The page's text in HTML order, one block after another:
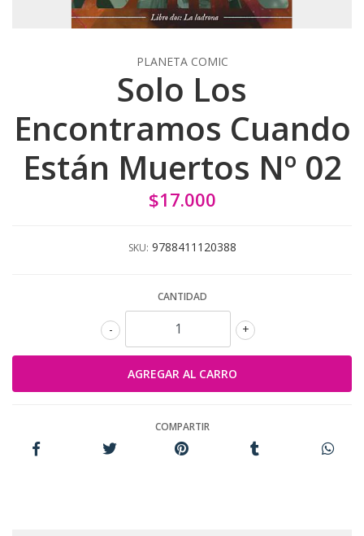
PLANETA COMIC
Solo Los
Encontramos Cuando
Están Muertos Nº 02
$17.000
SKU: 9788411120388
CANTIDAD
+
-
COMPARTIR